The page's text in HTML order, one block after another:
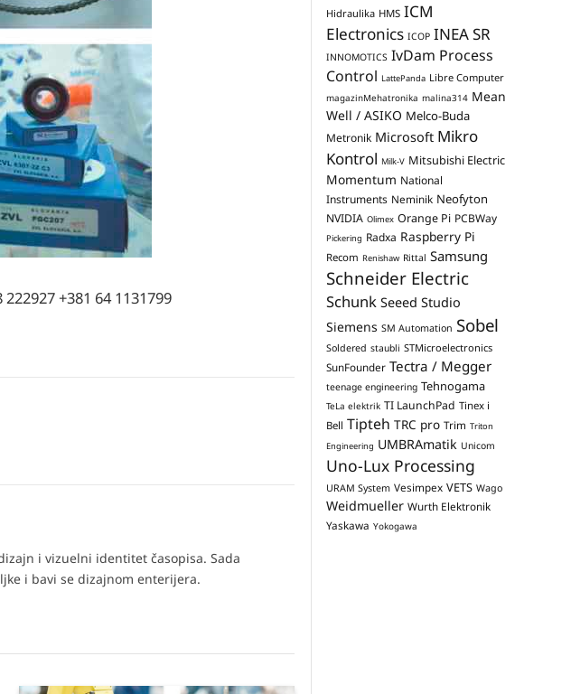
+381 64 1131799
i vizuelni identitet časopisa. Sada
i bavi se dizajnom enterijera.
Hidraulika HMS ICM
Electronics ICOP INEA SR
INNOMOTICS IvDam Process
Control LattePanda Libre Computer
magazinMehatronika malina314 Mean
Well / ASIKO Melco-Buda
Metronik Microsoft Mikro
Kontrol Milk-V Mitsubishi Electric
Momentum National
Instruments Neminik Neofyton
NVIDIA Olimex Orange Pi PCBWay
Pickering Radxa Raspberry Pi
Recom Renishaw Rittal Samsung
Schneider Electric
Schunk Seeed Studio
Siemens SM Automation Sobel
Soldered staubli STMicroelectronics
SunFounder Tectra / Megger
teenage engineering Tehnogama
TeLa elektrik TI LaunchPad Tinex i
Bell Tipteh TRC pro Trim Triton
Engineering UMBRAmatik Unicom
Uno-Lux Processing
URAM System Vesimpex VETS Wago
Weidmueller Wurth Elektronik
Yaskawa Yokogawa